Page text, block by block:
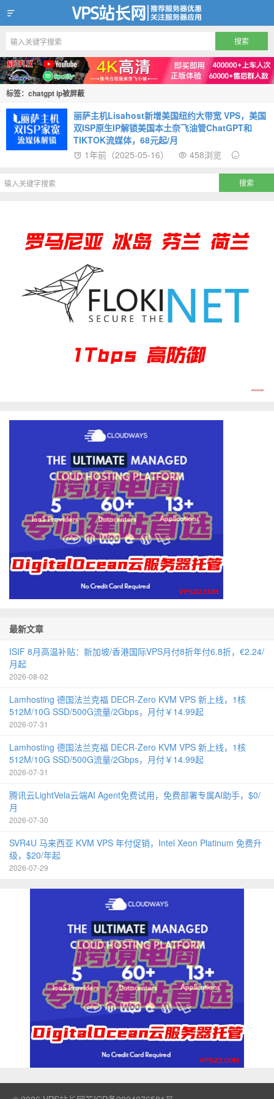
VPS站长网
标签：chatgpt ip被屏蔽
丽萨主机Lisahost新增美国纽约大带宽 VPS，美国
双ISP原生IP解锁美国本土奈飞油管ChatGPT和
TIKTOK流媒体，68元起/月
1年前（2025-05-16）
458浏览
最新文章
ISIF 8月高温补贴：新加坡/香港国际VPS月付8折年付6.8折，€2.24/
月起
2026-08-02
Lamhosting 德国法兰克福 DECR-Zero KVM VPS 新上线，1核
512M/10G SSD/500G流量/2Gbps，月付￥14.99起
2026-07-31
Lamhosting 德国法兰克福 DECR-Zero KVM VPS 新上线，1核
512M/10G SSD/500G流量/2Gbps，月付￥14.99起
2026-07-31
腾讯云LightVela云端AI Agent免费试用，免费部署专属AI助手，$0/
月
2026-07-30
SVR4U 马来西亚 KVM VPS 年付促销，Intel Xeon Platinum 免费升
级，$20/年起
2026-07-29